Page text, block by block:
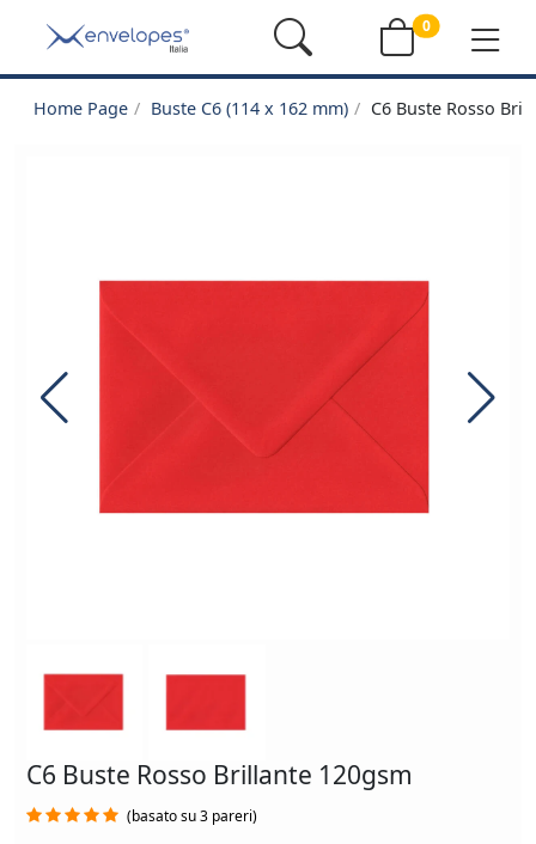
0
Home Page Buste C6 (114 x 162 mm) C6 Buste Rosso
C6 Buste Rosso Brillante 120gsm
(basato su 3 pareri)